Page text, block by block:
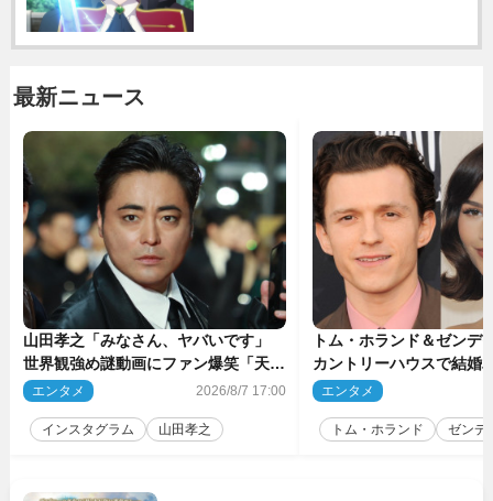
最新ニュース
山田孝之「みなさん、ヤバいです」
世界観強め謎動画にファン爆笑「天才
だわ」
エンタメ 2026/8/7 17:00
インスタグラム 山田孝之
トム・ホランド＆ゼンデ
カントリーハウスで結
結婚指輪を身に着けたト
エンタメ
トム・ホランド ゼンデ